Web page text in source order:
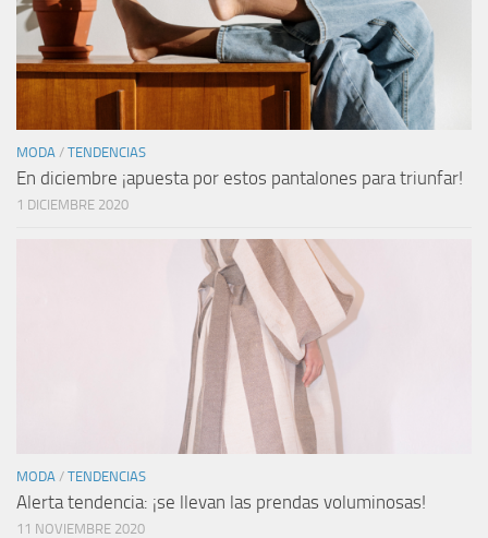
MODA / TENDENCIAS
En diciembre ¡apuesta por estos pantalones para triunfar!
1 DICIEMBRE 2020
MODA / TENDENCIAS
Alerta tendencia: ¡se llevan las prendas voluminosas!
11 NOVIEMBRE 2020